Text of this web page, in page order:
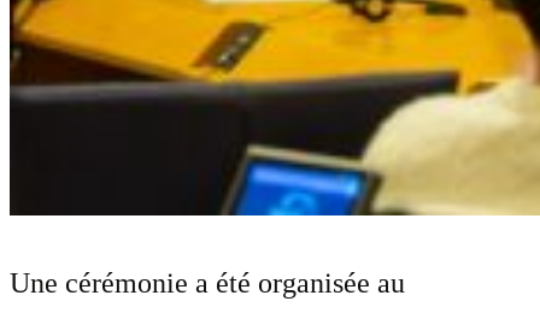
Une cérémonie a été organisée au